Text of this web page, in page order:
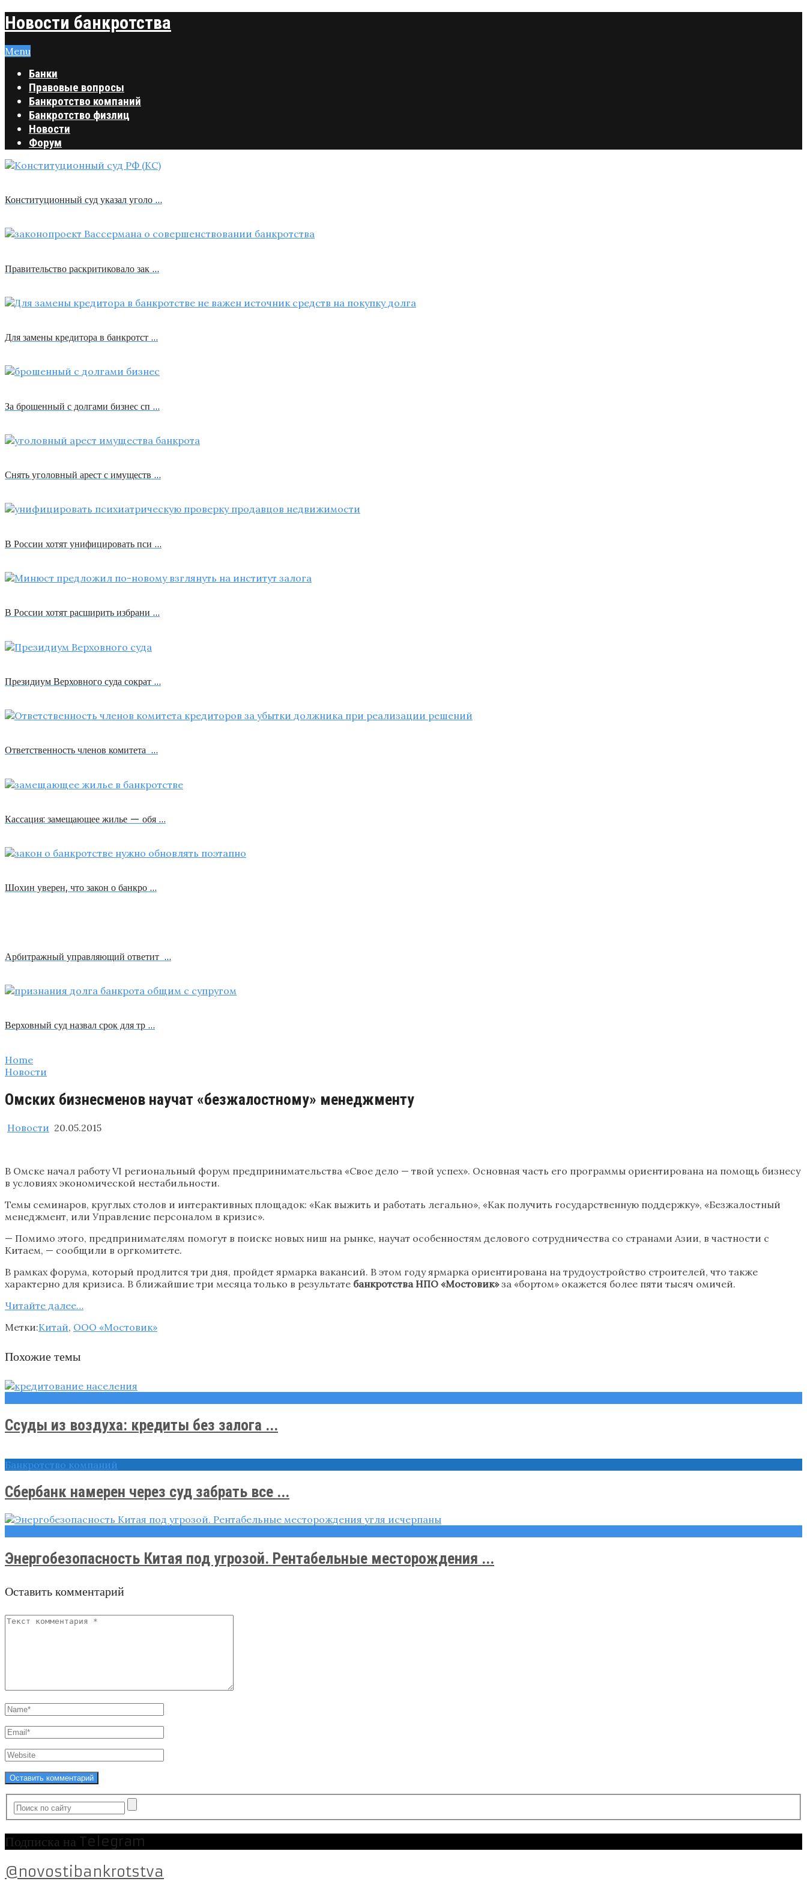
Новости банкротства
Menu
Банки
Правовые вопросы
Банкротство компаний
Банкротство физлиц
Новости
Форум
Конституционный суд указал уголо …
Правительство раскритиковало зак …
Для замены кредитора в банкротст …
За брошенный с долгами бизнес сп …
Снять уголовный арест с имуществ …
В России хотят унифицировать пси …
В России хотят расширить избрани …
Президиум Верховного суда сократ …
Ответственность членов комитета …
Кассация: замещающее жилье — обя …
Шохин уверен, что закон о банкро …
Арбитражный управляющий ответит …
Верховный суд назвал срок для тр …
Home
Новости
Омских бизнесменов научат «безжалостному» менеджменту
Новости 20.05.2015
В Омске начал работу VI региональный форум предпринимательства «Свое дело — твой успех». Основная часть его программы ориентирована на помощь бизнесу
в условиях экономической нестабильности.
Темы семинаров, круглых столов и интерактивных площадок: «Как выжить и работать легально», «Как получить государственную поддержку», «Безжалостный
менеджмент, или Управление персоналом в кризис».
— Помимо этого, предпринимателям помогут в поиске новых ниш на рынке, научат особенностям делового сотрудничества со странами Азии, в частности с
Китаем, — сообщили в оргкомитете.
В рамках форума, который продлится три дня, пройдет ярмарка вакансий. В этом году ярмарка ориентирована на трудоустройство строителей, что также
характерно для кризиса. В ближайшие три месяца только в результате банкротства НПО «Мостовик»за «бортом» окажется более пяти тысяч омичей.
Читайте далее…
Метки:Китай, ООО «Мостовик»
Похожие темы
Ссуды из воздуха: кредиты без залога ...
Банкротство компаний
Сбербанк намерен через суд забрать все ...
Энергобезопасность Китая под угрозой. Рентабельные месторождения ...
Оставить комментарий
Подписка на Telegram
@novostibankrotstva